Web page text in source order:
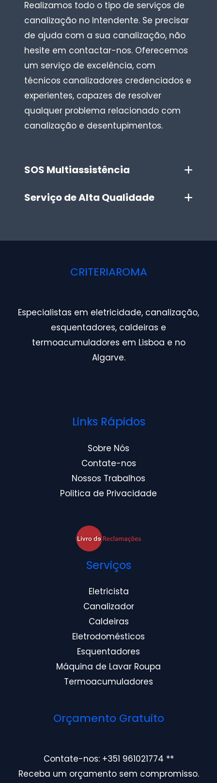
Realizamos todo o tipo de serviços de
canalização no Intendente. Se precisar
de ajuda com a sua canalização, não
hesite em contactar-nos. Oferecemos
um serviço de excelência, com
técnicos canalizadores credenciados e
experientes, capazes de resolver
qualquer problema relacionado com
canalização e desentupimentos.
SOS Multiassistência
Serviço de Alta Qualidade
CRITERIAROMA
Especialistas em eletricidade, canalização,
esquentadores, caldeiras e
termoacumuladores em Lisboa e no
Algarve.
Links Rápidos
Sobre Nós
Contate-nos
Nossos Trabalhos
Politica de Privacidade
Serviços
Eletricista
Canalizador
Caldeiras
Eletrodomésticos
Esquentadores
Máquina de Lavar Roupa
Termoacumuladores
Orçamento Gratuito
Contate-nos: +351 961021774 **
Receba um orçamento sem compromisso.